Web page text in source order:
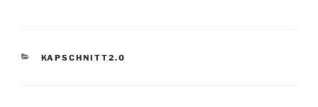
KATEGORIEN
KAPSCHNITT2.0